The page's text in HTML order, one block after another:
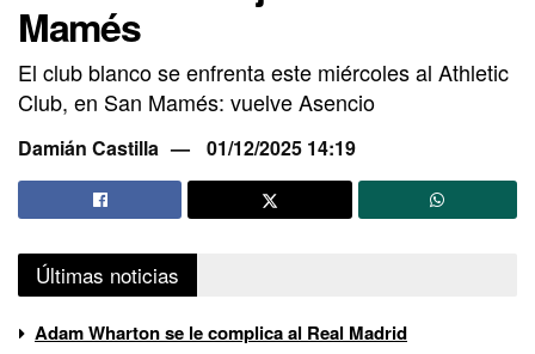
Mamés
El club blanco se enfrenta este miércoles al Athletic
Club, en San Mamés: vuelve Asencio
Damián Castilla 01/12/2025 14:19
Últimas noticias
Adam Wharton se le complica al Real Madrid